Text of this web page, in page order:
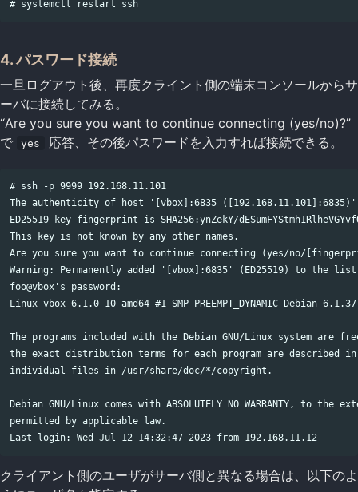
4. パスワード接続
一旦ログアウト後、再度クライント側の端末コンソールからサ
ーバに接続してみる。
“Are you sure you want to continue connecting (yes/no)?”
で
yes 応答、その後パスワードを入力すれば接続できる。
# ssh -p 9999 192.168.11.101
The authenticity of host '[vbox]:6835
ED25519 key fingerprint is SHA256:ynZekY/
This key is not known by any other names.
Are you sure you want to continue connecting (yes/no/
Warning: Permanently added '[vbox]:6835' (ED25519) to the
foo@vbox's password:
Linux vbox 6.1.0-10-amd64 #1 SMP PREEMPT_DYNAMIC Debian
The programs included with the Debian GNU/Linux system are
the exact distribution terms for each program are described
individual files in /usr/share/doc/*/copyright.
Debian GNU/Linux comes with ABSOLUTELY NO WARRANTY, to the
permitted by applicable law.
クライアント側のユーザがサーバ側と異なる場合は、以下のよ